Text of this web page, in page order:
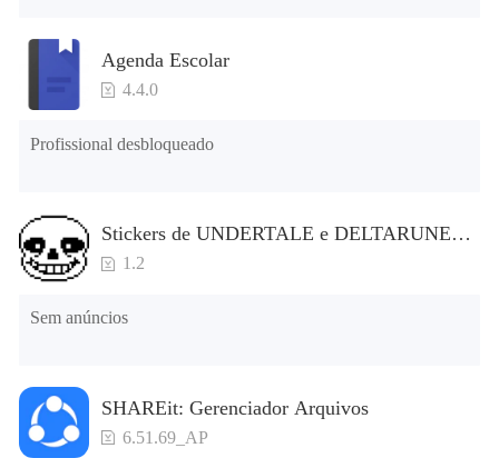
Agenda Escolar
4.4.0
Profissional desbloqueado
Stickers de UNDERTALE e DELTARUNE
para WhatsApp
1.2
Sem anúncios
SHAREit: Gerenciador Arquivos
6.51.69_AP